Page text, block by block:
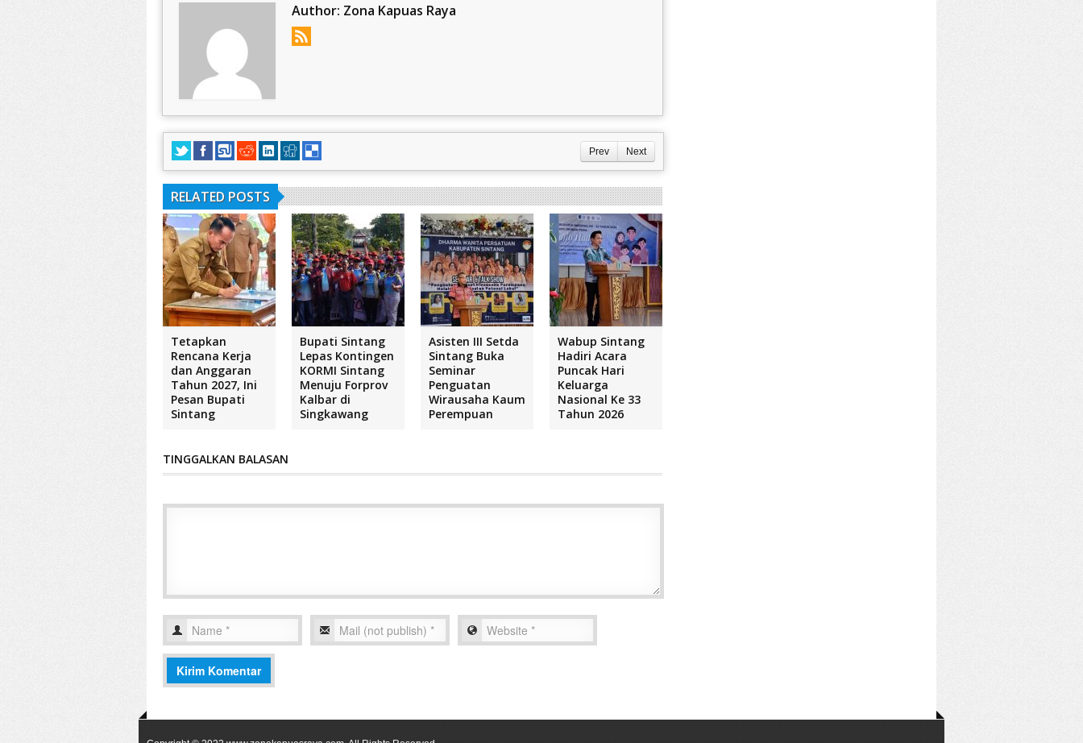
Author: Zona Kapuas Raya
Prev Next
RELATED POSTS
Tetapkan
Rencana Kerja
dan Anggaran
Tahun 2027, Ini
Pesan Bupati
Sintang
Bupati Sintang
Lepas Kontingen
KORMI Sintang
Menuju Forprov
Kalbar di
Singkawang
Asisten III Setda
Sintang Buka
Seminar
Penguatan
Wirausaha Kaum
Perempuan
Wabup Sintang
Hadiri Acara
Puncak Hari
Keluarga
Nasional Ke 33
Tahun 2026
TINGGALKAN BALASAN